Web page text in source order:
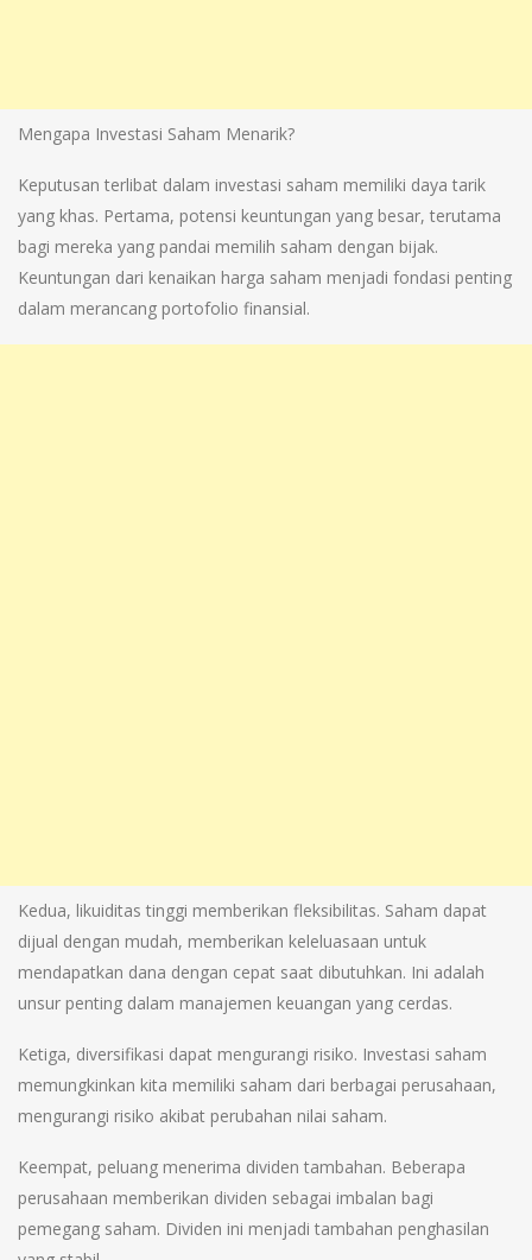
Mengapa Investasi Saham Menarik?
Keputusan terlibat dalam investasi saham memiliki daya tarik
yang khas. Pertama, potensi keuntungan yang besar, terutama
bagi mereka yang pandai memilih saham dengan bijak.
Keuntungan dari kenaikan harga saham menjadi fondasi penting
dalam merancang portofolio finansial.
Kedua, likuiditas tinggi memberikan fleksibilitas. Saham dapat
dijual dengan mudah, memberikan keleluasaan untuk
mendapatkan dana dengan cepat saat dibutuhkan. Ini adalah
unsur penting dalam manajemen keuangan yang cerdas.
Ketiga, diversifikasi dapat mengurangi risiko. Investasi saham
memungkinkan kita memiliki saham dari berbagai perusahaan,
mengurangi risiko akibat perubahan nilai saham.
Keempat, peluang menerima dividen tambahan. Beberapa
perusahaan memberikan dividen sebagai imbalan bagi
pemegang saham. Dividen ini menjadi tambahan penghasilan